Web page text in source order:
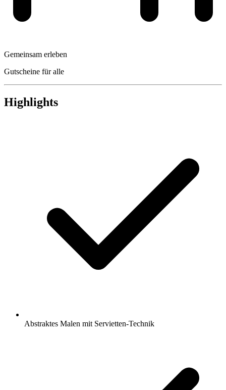
Gemeinsam erleben
Gutscheine für alle
Highlights
Abstraktes Malen mit Servietten-Technik